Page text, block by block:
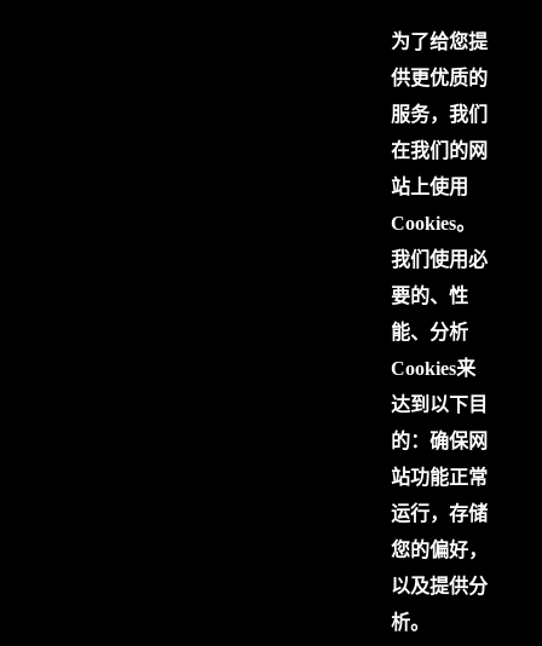
为了给您提
供更优质的
服务，我们
在我们的网
站上使用
Cookies。
我们使用必
要的、性
能、分析
Cookies来
达到以下目
的：确保网
站功能正常
运行，存储
您的偏好，
以及提供分
析。